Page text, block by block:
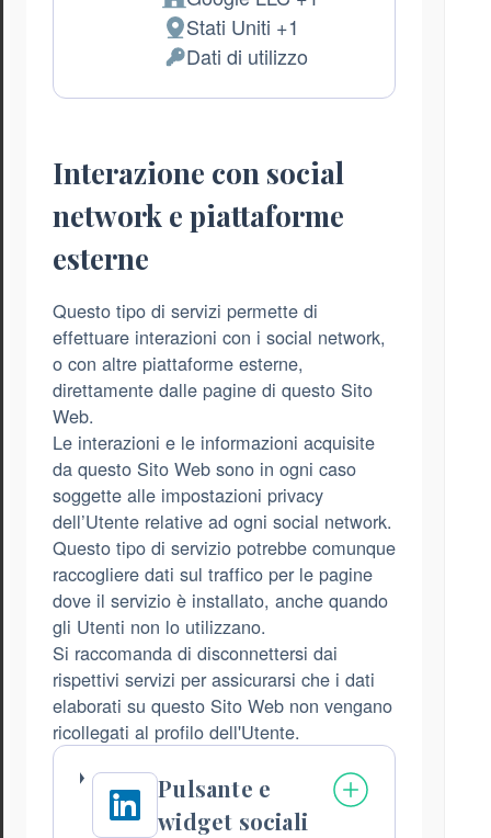
Azienda:
Luogo
del
trattamento:
Stati Uniti +1
Dati
Personali
Dati di utilizzo
Interazione con social
network e piattaforme
esterne
Questo tipo di servizi permette di
effettuare interazioni con i social network,
o con altre piattaforme esterne,
direttamente dalle pagine di questo Sito
Web.
Le interazioni e le informazioni acquisite
da questo Sito Web sono in ogni caso
soggette alle impostazioni privacy
dell’Utente relative ad ogni social network.
Questo tipo di servizio potrebbe comunque
raccogliere dati sul traffico per le pagine
dove il servizio è installato, anche quando
gli Utenti non lo utilizzano.
Si raccomanda di disconnettersi dai
rispettivi servizi per assicurarsi che i dati
elaborati su questo Sito Web non vengano
ricollegati al profilo dell'Utente.
Pulsante e
widget sociali